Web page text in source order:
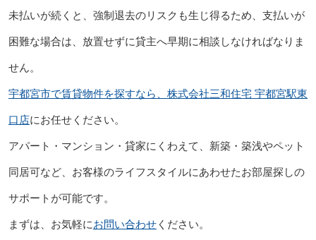
未払いが続くと、強制退去のリスクも生じ得るため、支払いが
困難な場合は、放置せずに貸主へ早期に相談しなければなりま
せん。
宇都宮市で賃貸物件を探すなら、株式会社三和住宅 宇都宮駅東
口店にお任せください。
アパート・マンション・貸家にくわえて、新築・築浅やペット
同居可など、お客様のライフスタイルにあわせたお部屋探しの
サポートが可能です。
まずは、お気軽にお問い合わせください。